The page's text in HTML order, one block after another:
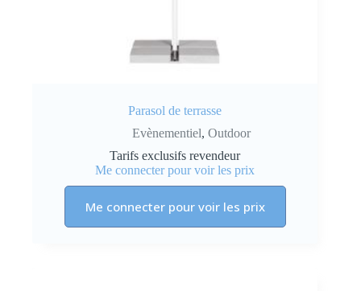
Parasol de terrasse
Evènementiel, Outdoor
Tarifs exclusifs revendeur
Me connecter pour voir les prix
Me connecter pour voir les prix